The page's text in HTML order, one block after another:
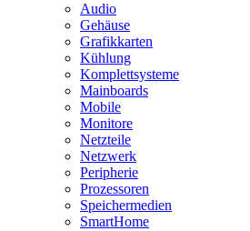
Audio
Gehäuse
Grafikkarten
Kühlung
Komplettsysteme
Mainboards
Mobile
Monitore
Netzteile
Netzwerk
Peripherie
Prozessoren
Speichermedien
SmartHome